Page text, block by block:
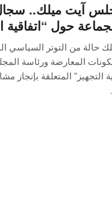
آيت ميلك..
حول “اتفاقية
حالة من التوتر السياسي
المعارضة ورئاسة
المتعلقة بإنجاز